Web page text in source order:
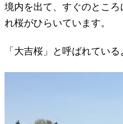
境内を出て、すぐのとこ
れ桜がひらいています。
「大吉桜」と呼ばれている